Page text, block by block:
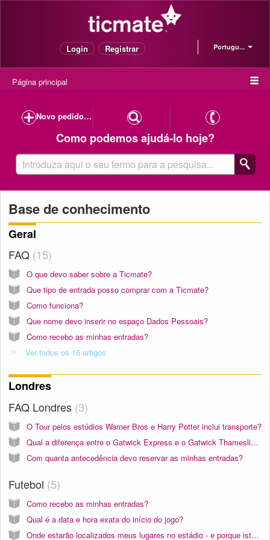
Portugu...
Login Registrar
Página principal
Novo pedido de suporte
Como podemos ajudá-lo hoje?
Base de conhecimento
Geral
FAQ 15
O que devo saber sobre a Ticmate?
Que tipo de entrada posso comprar com a Ticmate?
Como funciona?
Que nome devo inserir no espaço Dados Pessoais?
Como recebo as minhas entradas?
Ver todos os 15 artigos
Londres
FAQ Londres 3
O Tour pelos estúdios Warner Bros e Harry Potter inclui transporte?
Qual a diferença entre o Gatwick Express e o Gatwick Thameslink/Airport Train?
Com quanta antecedência devo reservar as minhas entradas?
Futebol 5
Como recebo as minhas entradas?
Qual é a data e hora exata do início do jogo?
Onde estarão localizados meus lugares no estádio - e porque isto é tão importante?